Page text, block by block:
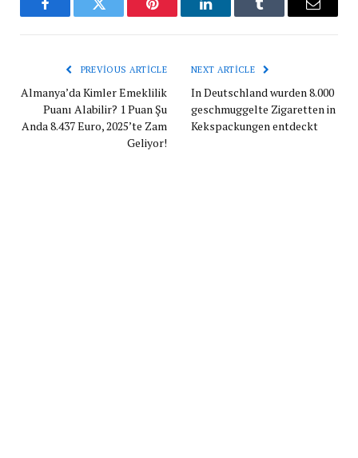
FacebookTwitter Pinterest LinkedInTumblr Email
PREVIOUS ARTICLE
Almanya’da Kimler Emeklilik
Puanı Alabilir? 1 Puan Şu
Anda 8.437 Euro, 2025’te Zam
Geliyor!
NEXT ARTICLE
In Deutschland wurden 8.000
geschmuggelte Zigaretten in
Kekspackungen entdeckt